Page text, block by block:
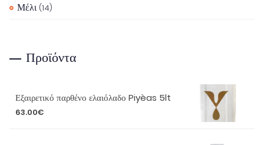
Μέλι (14)
Προϊόντα
Εξαιρετικό παρθένο ελαιόλαδο Piyèas 5lt
63.00€